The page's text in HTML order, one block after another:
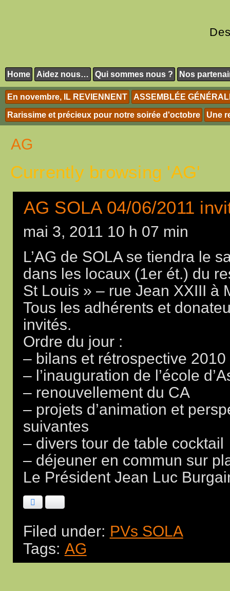
Home Aidez nous… Qui sommes nous ? Nos
En novembre, IL REVIENNENT ASSEMBLÉE
Rarissime et précieux pour notre soirée d'octobre Une
AG
Currently browsing 'AG'
AG SOLA 04/06/2011
mai 3, 2011 10 h 07 min
L’AG de SOLA se tiendra le
dans les locaux (1er ét.) du
St Louis » – rue Jean XXIII à
Tous les adhérents et
invités.
Ordre du jour :
– bilans et rétrospective 2010
– l’inauguration de l’école
– renouvellement du CA
– projets d’animation et
suivantes
– divers tour de table cocktail
– déjeuner en commun sur
Le Président Jean Luc
Filed under: PVs SOLA
Tags: AG